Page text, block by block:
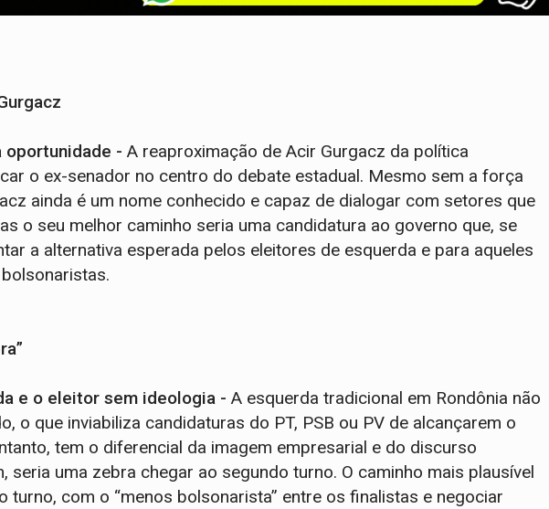
oportunidade - A reaproximação de Acir Gurgacz da política
o ex-senador no centro do debate estadual. Mesmo sem a força
ainda é um nome conhecido e capaz de dialogar com setores que
o seu melhor caminho seria uma candidatura ao governo que, se
a alternativa esperada pelos eleitores de esquerda e para aqueles
e o eleitor sem ideologia - A esquerda tradicional em Rondônia não
o que inviabiliza candidaturas do PT, PSB ou PV de alcançarem o
tem o diferencial da imagem empresarial e do discurso
seria uma zebra chegar ao segundo turno. O caminho mais plausível
turno, com o “menos bolsonarista” entre os finalistas e negociar